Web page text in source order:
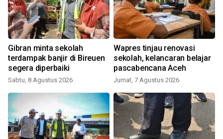
Gibran minta sekolah
terdampak banjir di Bireuen
segera diperbaiki
Sabtu, 8 Agustus 2026
Wapres tinjau renovasi
sekolah, kelancaran belajar
pascabencana Aceh
Jumat, 7 Agustus 2026